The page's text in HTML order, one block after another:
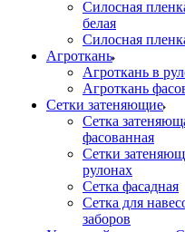
Силосная
белая
Силосная
Агроткань
Агроткань в
Агроткань
Сетки затеняющие
Сетка
фасованная
Сетки
рулонах
Сетка фасадная
Сетка для
заборов